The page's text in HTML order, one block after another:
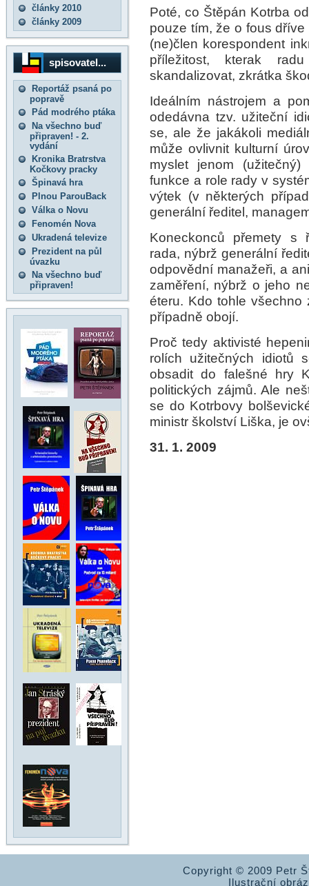
články 2010
články 2009
spisovatel...
Reportáž psaná po
popravě
Pád modrého ptáka
Na všechno buď
připraven! - 2.
vydání
Kronika Bratrstva
Kočkovy pracky
Špinavá hra
Plnou ParouBack
Válka o Novu
Fenomén Nova
Ukradená televize
Prezident na půl
úvazku
Na všechno buď
připraven!
Poté, co Štěpán Kotrba
pouze tím, že o fous
(ne)člen korespondent
příležitost, kterak
skandalizovat, zkrátka
Ideálním nástrojem a
odedávna tzv. užiteční
se, ale že jakákoli
může ovlivnit kulturní
myslet jenom
funkce a role rady v
výtek (v některých
generální ředitel,
Koneckonců přemety s
rada, nýbrž generální
odpovědní manažeři, a
zaměření, nýbrž o jeho
éteru. Kdo tohle všechno
případně obojí.
Proč tedy aktivisté
rolích užitečných idiotů
obsadit do falešné hry
politických zájmů. Ale
se do Kotrbovy
ministr školství Liška, je
31. 1. 2009
Copyright © 2009 Petr
Ilustrační